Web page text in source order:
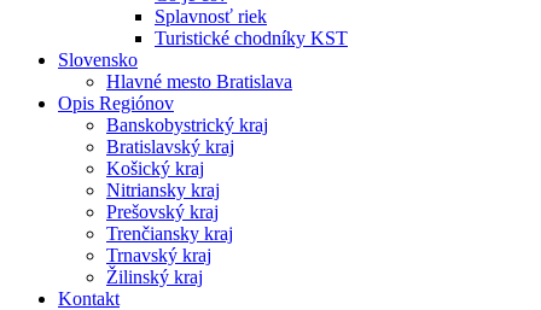
Splavnosť riek
Turistické chodníky KST
Slovensko
Hlavné mesto Bratislava
Opis Regiónov
Banskobystrický kraj
Bratislavský kraj
Košický kraj
Nitriansky kraj
Prešovský kraj
Trenčiansky kraj
Trnavský kraj
Žilinský kraj
Kontakt